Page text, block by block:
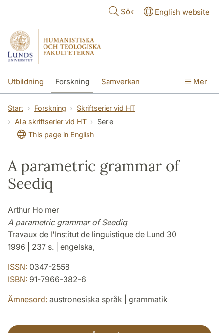
Sök English website
Utbildning Forskning Samverkan Mer
Start Forskning
Skriftserier vid HT
Alla skriftserier vid HT
Serie
This page in English
A parametric grammar of
Seediq
Arthur Holmer
A parametric grammar of Seediq
Travaux de l'Institut de linguistique de Lund 30
1996 | 237 s. | engelska,
ISSN: 0347-2558
ISBN: 91-7966-382-6
Ämnesord: austronesiska språk | grammatik